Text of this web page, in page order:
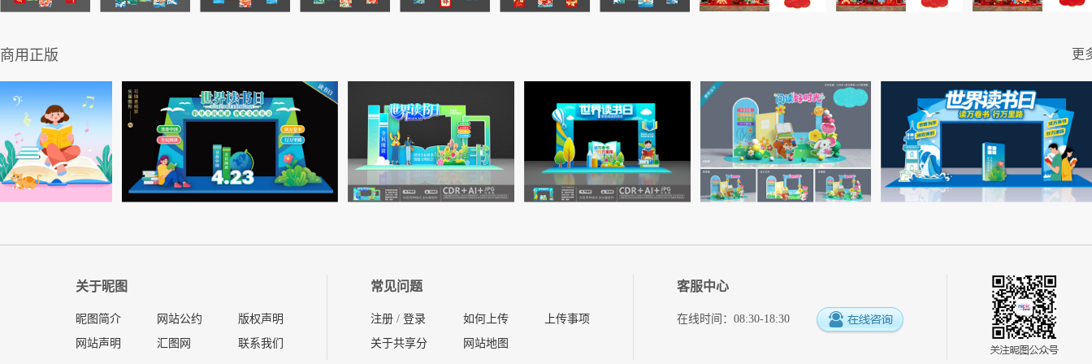
商用正版 更
关于昵图
昵图简介
网站声明
网站公约
汇图网
版权声明
联系我们
常见问题
注册 / 登录
关于共享分
如何上传
网站地图
上传事项
客服中心
在线时间：08:30-18:30